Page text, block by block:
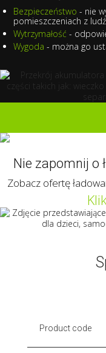
Bezpieczeństwo - nie
pomieszczeniach z
Wytrzymałość -
Wygoda - można go
Nie zapomnij o
Zobacz ofertę
Product code